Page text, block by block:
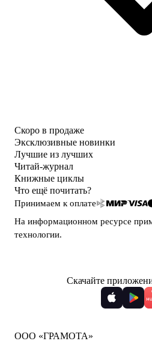
Скоро в продаже
Эксклюзивные новинки
Лучшие из лучших
Читай-журнал
Книжные циклы
Что ещё почитать?
Принимаем к оплате
На информационном ресурсе
технологии.
Скачайте
ООО «ГРАМОТА»